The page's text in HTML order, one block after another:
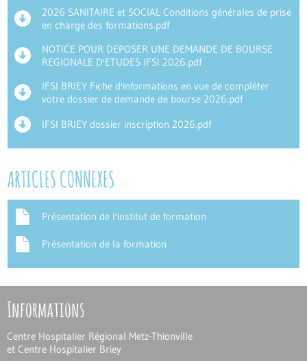
2026 SANITAIRE et SOCIAL Conditions générales de prise
en charge des formations.pdf
NOTICE POUR DEPOSER UNE DEMANDE DE BOURSE
REGIONALE D'ETUDES IFSI 2026.pdf
IFSI BRIEY Fiche d'informations en vue de compléter
votre dossier de demande de bourse 2026.pdf
IFSI BRIEY dossier inscription 2026.pdf
ARTICLES CONNEXES
Présentation de l'institut de formation
Présentation de la formation
Informations
Centre Hospitalier Régional Metz-Thionville
et Centre Hospitalier Briey